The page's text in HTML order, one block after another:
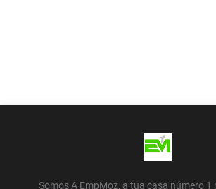
Somos A EmpMoz, a tua casa número 1